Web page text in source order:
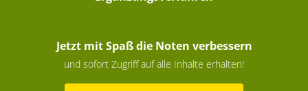
Jetzt mit Spaß die Noten verbessern
und sofort Zugriff auf alle Inhalte erhalten!